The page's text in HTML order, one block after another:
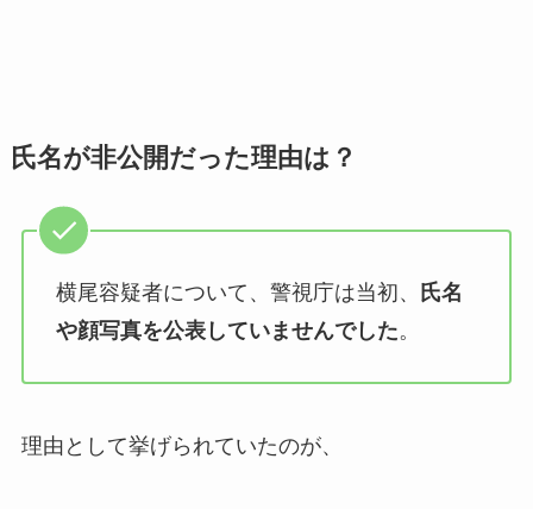
氏名が非公開だった理由は？
横尾容疑者について、警視庁は当初、
氏名
や顔写真を公表していませんでした。
理由として挙げられていたのが、